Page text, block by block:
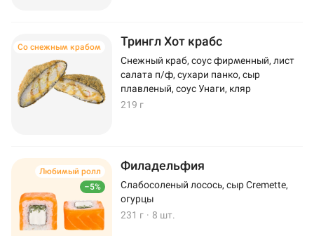
Со снежным крабом Трингл Хот крабс
Снежный краб, соус фирменный, лист
салата п/ф, сухари панко, сыр
плавленый, соус Унаги, кляр
219 г
–5%
Любимый ролл Филадельфия
Слабосоленый лосось, сыр Cremette,
огурцы
231 г · 8 шт.